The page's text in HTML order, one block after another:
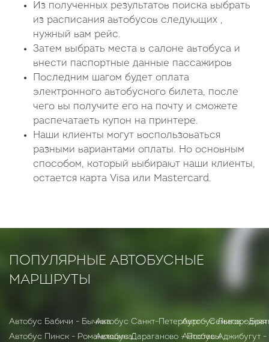
Из полученных результатов поиска выбрать
из расписания автобусов следующих ,
нужный вам рейс.
Затем выбрать места в салоне автобуса и
внести паспортные данные пассажиров
Последним шагом будет оплата
электронного автобусного билета, после
чего вы получите его на почту и сможете
распечатаеть купон на принтере.
Наши клиенты могут воспользоваться
разными вариантами оплаты. Но основным
способом, который выбирают наши клиенты,
остается карта Visa или Mastercard.
ПОПУЛЯРНЫЕ АВТОБУСНЫЕ
МАРШРУТЫ
Автобус Бабичи - Бычиха
Автобус Пинск - Романовщина
Автобус Санкт-Петербург - Семигородняя
Автобус Дараганово - Поставы
Автобус Львов -
Автобус Аджибугут